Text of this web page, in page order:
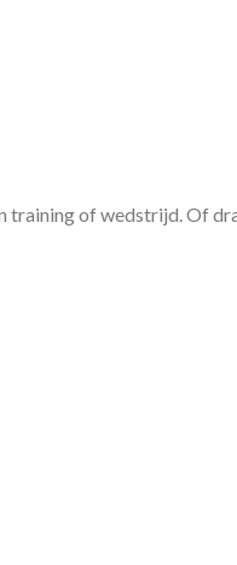
training of wedstrijd. Of